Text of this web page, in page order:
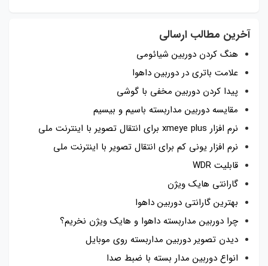
آخرین مطالب ارسالی
هنگ کردن دوربین شیائومی
علامت باتری در دوربین داهوا
پیدا کردن دوربین مخفی با گوشی
مقایسه دوربین مداربسته باسیم و بیسیم
نرم افزار xmeye plus برای انتقال تصویر با اینترنت ملی
نرم افزار یونی کم برای انتقال تصویر با اینترنت ملی
قابلیت WDR
گارانتی هایک ویژن
بهترین گارانتی دوربین داهوا
چرا دوربین مداربسته داهوا و هایک ویژن نخریم؟
دیدن تصویر دوربین مداربسته روی موبایل
انواع دوربین مدار بسته با ضبط صدا